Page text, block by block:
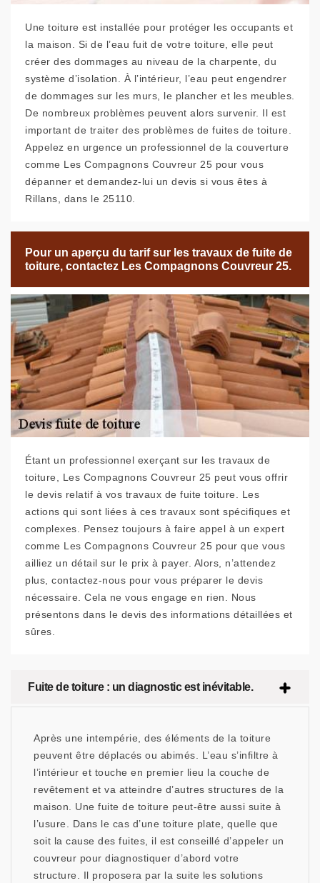
Une toiture est installée pour protéger les occupants et
la maison. Si de l’eau fuit de votre toiture, elle peut
créer des dommages au niveau de la charpente, du
système d’isolation. À l’intérieur, l’eau peut engendrer
de dommages sur les murs, le plancher et les meubles.
De nombreux problèmes peuvent alors survenir. Il est
important de traiter des problèmes de fuites de toiture.
Appelez en urgence un professionnel de la couverture
comme Les Compagnons Couvreur 25 pour vous
dépanner et demandez-lui un devis si vous êtes à
Rillans, dans le 25110.
Pour un aperçu du tarif sur les travaux de fuite de
toiture, contactez Les Compagnons Couvreur 25.
Étant un professionnel exerçant sur les travaux de
toiture, Les Compagnons Couvreur 25 peut vous offrir
le devis relatif à vos travaux de fuite toiture. Les
actions qui sont liées à ces travaux sont spécifiques et
complexes. Pensez toujours à faire appel à un expert
comme Les Compagnons Couvreur 25 pour que vous
ailliez un détail sur le prix à payer. Alors, n’attendez
plus, contactez-nous pour vous préparer le devis
nécessaire. Cela ne vous engage en rien. Nous
présentons dans le devis des informations détaillées et
sûres.
Fuite de toiture : un diagnostic est inévitable.
Après une intempérie, des éléments de la toiture
peuvent être déplacés ou abimés. L’eau s’infiltre à
l’intérieur et touche en premier lieu la couche de
revêtement et va atteindre d’autres structures de la
maison. Une fuite de toiture peut-être aussi suite à
l’usure. Dans le cas d’une toiture plate, quelle que
soit la cause des fuites, il est conseillé d’appeler un
couvreur pour diagnostiquer d’abord votre
structure. Il proposera par la suite les solutions